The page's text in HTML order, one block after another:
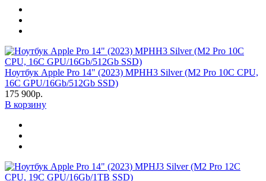
Ноутбук Apple Pro 14" (2023) MPHH3 Silver (M2 Pro 10C CPU,
16C GPU/16Gb/512Gb SSD)
175 900р.
В корзину